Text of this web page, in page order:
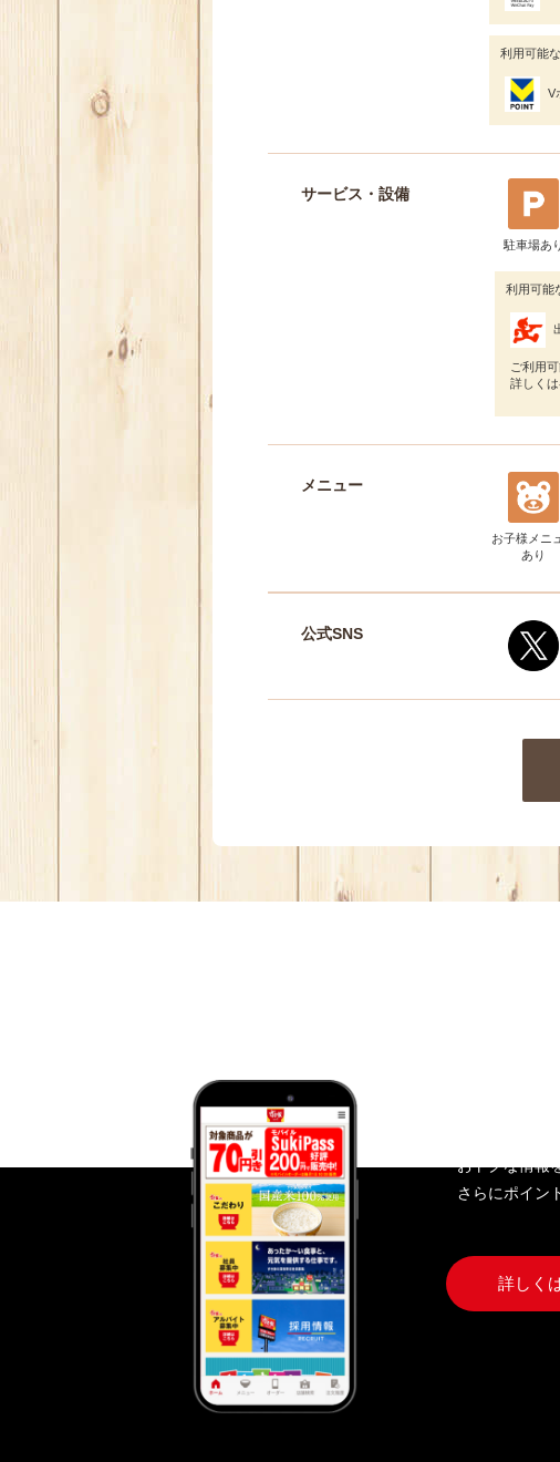
利用可能
V
サービス・設備
駐車場あ
利用可能
ご利用
詳しく
メニュー
お子様メニ
あり
公式SNS
おトクな情報
さらにポイン
詳しく